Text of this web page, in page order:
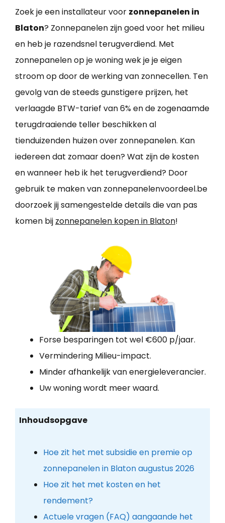
Zoek je een installateur voor zonnepanelen in
Blaton? Zonnepanelen zijn goed voor het milieu
en heb je razendsnel terugverdiend. Met
zonnepanelen op je woning wek je je eigen
stroom op door de werking van zonnecellen. Ten
gevolg van de steeds gunstigere prijzen, het
verlaagde BTW-tarief van 6% en de zogenaamde
terugdraaiende teller beschikken al
tienduizenden huizen over zonnepanelen. Kan
iedereen dat zomaar doen? Wat zijn de kosten
en wanneer heb ik het terugverdiend? Door
gebruik te maken van zonnepanelenvoordeel.be
doorzoek jij samengestelde details die van pas
komen bij zonnepanelen kopen in Blaton!
Forse besparingen tot wel €600 p/jaar.
Vermindering Milieu-impact.
Minder afhankelijk van energieleverancier.
Uw woning wordt meer waard.
Inhoudsopgave
Hoe zit het met subsidie en premie op
zonnepanelen in Blaton augustus 2026
Hoe zit het met kosten en het
rendement?
Actuele vragen (FAQ) aangaande het